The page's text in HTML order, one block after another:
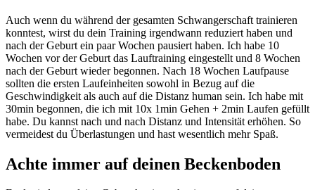
Auch wenn du während der gesamten Schwangerschaft trainieren
konntest, wirst du dein Training irgendwann reduziert haben und
nach der Geburt ein paar Wochen pausiert haben. Ich habe 10
Wochen vor der Geburt das Lauftraining eingestellt und 8 Wochen
nach der Geburt wieder begonnen. Nach 18 Wochen Laufpause
sollten die ersten Laufeinheiten sowohl in Bezug auf die
Geschwindigkeit als auch auf die Distanz human sein. Ich habe mit
30min begonnen, die ich mit 10x 1min Gehen + 2min Laufen gefüllt
habe. Du kannst nach und nach Distanz und Intensität erhöhen. So
vermeidest du Überlastungen und hast wesentlich mehr Spaß.
Achte immer auf deinen Beckenboden